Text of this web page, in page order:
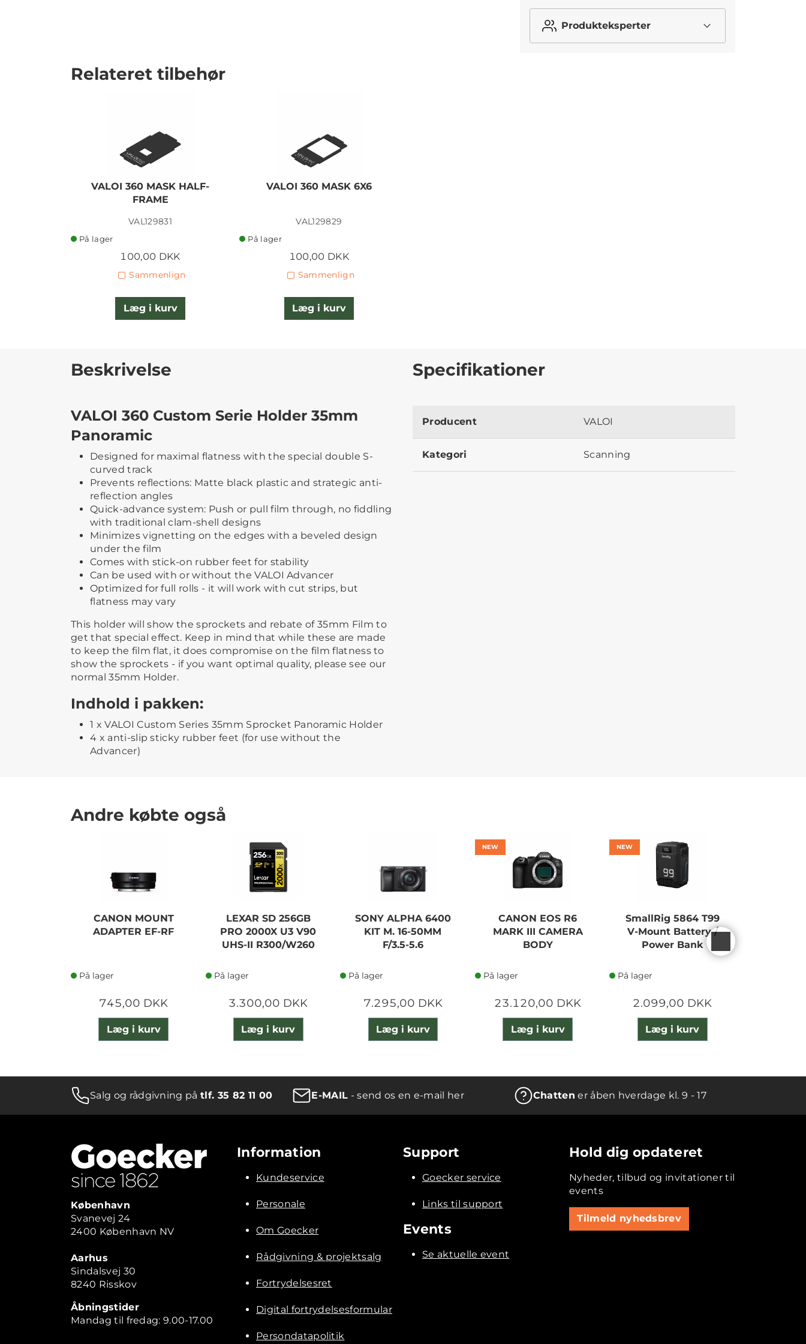
Produkteksperter
Relateret tilbehør
VALOI 360 MASK HALF-
FRAME
VAL129831
På lager
100,00 DKK
Sammenlign
Læg i kurv
VALOI 360 MASK 6X6
VAL129829
På lager
100,00 DKK
Sammenlign
Læg i kurv
Beskrivelse
VALOI 360 Custom Serie Holder 35mm
Panoramic
Designed for maximal flatness with the special double S-
curved track
Prevents reflections: Matte black plastic and strategic anti-
reflection angles
Quick-advance system: Push or pull film through, no fiddling
with traditional clam-shell designs
Minimizes vignetting on the edges with a beveled design
under the film
Comes with stick-on rubber feet for stability
Can be used with or without the VALOI Advancer
Optimized for full rolls - it will work with cut strips, but
flatness may vary
This holder will show the sprockets and rebate of 35mm Film to
get that special effect. Keep in mind that while these are made
to keep the film flat, it does compromise on the film flatness to
show the sprockets - if you want optimal quality, please see our
normal 35mm Holder.
Indhold i pakken:
1 x VALOI Custom Series 35mm Sprocket Panoramic Holder
4 x anti-slip sticky rubber feet (for use without the
Advancer)
Specifikationer
Producent VALOI
Kategori Scanning
Andre købte også
CANON MOUNT
ADAPTER EF-RF
På lager
745,00 DKK
Læg i kurv
LEXAR SD 256GB
PRO 2000X U3 V90
UHS-II R300/W260
På lager
3.300,00 DKK
Læg i kurv
SONY ALPHA 6400
KIT M. 16-50MM
F/3.5-5.6
På lager
7.295,00 DKK
Læg i kurv
NEW
CANON EOS R6
MARK III CAMERA
BODY
På lager
23.120,00 DKK
Læg i kurv
NEW
SmallRig 5864 T99
V-Mount Battery /
Power Bank
På lager
2.099,00 DKK
Læg i kurv
Salg og rådgivning påtlf. 35 82 11 00 E-MAIL - send os en e-mail her Chatten er åben hverdage kl. 9 - 17
København
Svanevej 24
2400 København NV
Aarhus
Sindalsvej 30
8240 Risskov
Åbningstider
Mandag til fredag: 9.00-17.00
Information
Kundeservice
Personale
Om Goecker
Rådgivning & projektsalg
Fortrydelsesret
Digital fortrydelsesformular
Persondatapolitik
Support
Goecker service
Links til support
Events
Se aktuelle event
Hold dig opdateret
Nyheder, tilbud og invitationer til
events
Tilmeld nyhedsbrev